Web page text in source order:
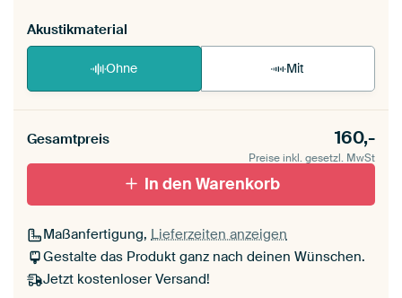
Akustikmaterial
Ohne Mit
Gesamtpreis 160,-
Preise inkl. gesetzl. MwSt
In den Warenkorb
Maßanfertigung, Lieferzeiten anzeigen
Gestalte das Produkt ganz nach deinen Wünschen.
Jetzt kostenloser Versand!